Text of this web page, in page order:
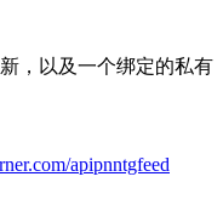
，以及一个绑定的私有
apipnntgfeed